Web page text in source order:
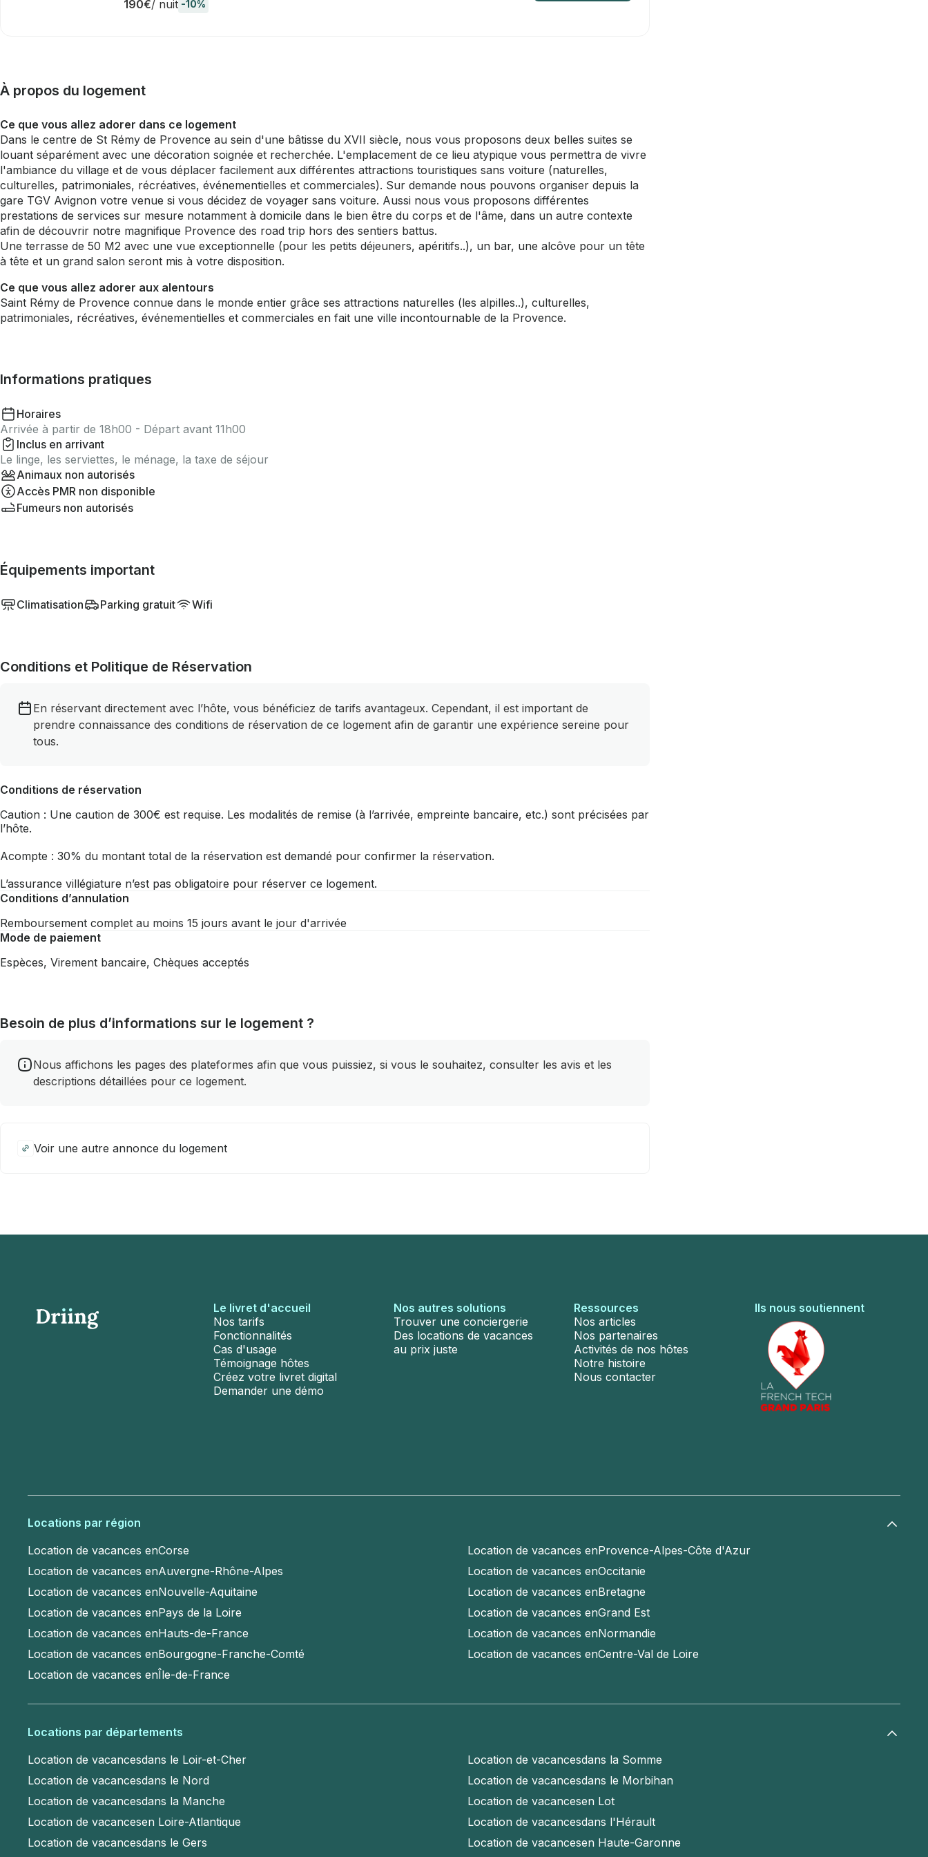
190€/ nuit -10%
À propos du logement
Ce que vous allez adorer dans ce logement
Dans le centre de St Rémy de Provence au sein d'une bâtisse du XVII siècle, nous vous proposons deux belles suites se
louant séparément avec une décoration soignée et recherchée. L'emplacement de ce lieu atypique vous permettra de vivre
l'ambiance du village et de vous déplacer facilement aux différentes attractions touristiques sans voiture (naturelles,
culturelles, patrimoniales, récréatives, événementielles et commerciales). Sur demande nous pouvons organiser depuis la
gare TGV Avignon votre venue si vous décidez de voyager sans voiture. Aussi nous vous proposons différentes
prestations de services sur mesure notamment à domicile dans le bien être du corps et de l'âme, dans un autre contexte
afin de découvrir notre magnifique Provence des road trip hors des sentiers battus.
Une terrasse de 50 M2 avec une vue exceptionnelle (pour les petits déjeuners, apéritifs..), un bar, une alcôve pour un tête
à tête et un grand salon seront mis à votre disposition.
Ce que vous allez adorer aux alentours
Saint Rémy de Provence connue dans le monde entier grâce ses attractions naturelles (les alpilles..), culturelles,
patrimoniales, récréatives, événementielles et commerciales en fait une ville incontournable de la Provence.
Informations pratiques
Horaires
Arrivée à partir de 18h00 - Départ avant 11h00
Inclus en arrivant
Le linge, les serviettes, le ménage, la taxe de séjour
Animaux non autorisés
Accès PMR non disponible
Fumeurs non autorisés
Équipements important
Climatisation Parking gratuit Wifi
Conditions et Politique de Réservation
En réservant directement avec l’hôte, vous bénéficiez de tarifs avantageux. Cependant, il est important de
prendre connaissance des conditions de réservation de ce logement afin de garantir une expérience sereine pour
tous.
Conditions de réservation
Caution : Une caution de 300€ est requise. Les modalités de remise (à l’arrivée, empreinte bancaire, etc.) sont précisées par
l’hôte.
Acompte : 30% du montant total de la réservation est demandé pour confirmer la réservation.
L’assurance villégiature n’est pas obligatoire pour réserver ce logement.
Conditions d’annulation
Remboursement complet au moins 15 jours avant le jour d'arrivée
Mode de paiement
Espèces, Virement bancaire, Chèques acceptés
Besoin de plus d’informations sur le logement ?
Nous affichons les pages des plateformes afin que vous puissiez, si vous le souhaitez, consulter les avis et les
descriptions détaillées pour ce logement.
Voir une autre annonce du logement
Le livret d'accueil
Nos tarifs
Fonctionnalités
Cas d'usage
Témoignage hôtes
Créez votre livret digital
Demander une démo
Nos autres solutions
Trouver une conciergerie
Des locations de vacances
au prix juste
Ressources
Nos articles
Nos partenaires
Activités de nos hôtes
Notre histoire
Nous contacter
Ils nous soutiennent
Locations par région
Location de vacances enCorse Location de vacances enProvence-Alpes-Côte d'Azur
Location de vacances enAuvergne-Rhône-Alpes Location de vacances enOccitanie
Location de vacances enNouvelle-Aquitaine Location de vacances enBretagne
Location de vacances enPays de la Loire Location de vacances enGrand Est
Location de vacances enHauts-de-France Location de vacances enNormandie
Location de vacances enBourgogne-Franche-Comté Location de vacances enCentre-Val de Loire
Location de vacances enÎle-de-France
Locations par départements
Location de vacancesdans le Loir-et-Cher Location de vacancesdans la Somme
Location de vacancesdans le Nord Location de vacancesdans le Morbihan
Location de vacancesdans la Manche Location de vacancesen Lot
Location de vacancesen Loire-Atlantique Location de vacancesdans l'Hérault
Location de vacancesdans le Gers Location de vacancesen Haute-Garonne